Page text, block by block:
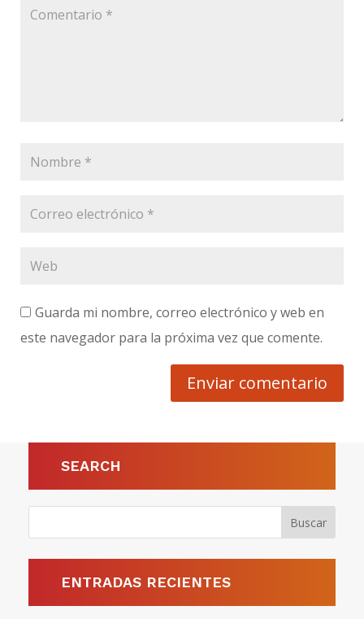
Guarda mi nombre, correo electrónico y web en
este navegador para la próxima vez que comente.
Enviar comentario
SEARCH
ENTRADAS RECIENTES